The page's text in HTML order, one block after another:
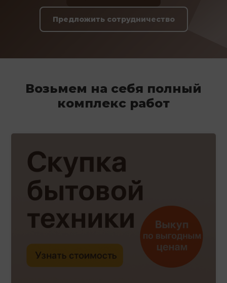
Предложить сотрудничество
Возьмем на себя полный
комплекс работ